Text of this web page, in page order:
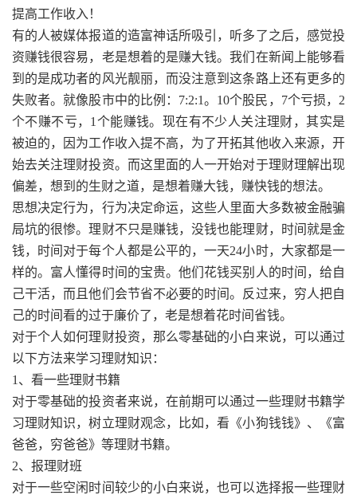
提高工作收入！
有的人被媒体报道的造富神话所吸引，听多了之后，感觉投
资赚钱很容易，老是想着的是赚大钱。我们在新闻上能够看
到的是成功者的风光靓丽，而没注意到这条路上还有更多的
失败者。就像股市中的比例：7:2:1。10个股民，7个亏损，2
个不赚不亏，1个能赚钱。现在有不少人关注理财，其实是
被迫的，因为工作收入提不高，为了开拓其他收入来源，开
始去关注理财投资。而这里面的人一开始对于理财理解出现
偏差，想到的生财之道，是想着赚大钱，赚快钱的想法。
思想决定行为，行为决定命运，这些人里面大多数被金融骗
局坑的很惨。理财不只是赚钱，没钱也能理财，时间就是金
钱，时间对于每个人都是公平的，一天24小时，大家都是一
样的。富人懂得时间的宝贵。他们花钱买别人的时间，给自
己干活，而且他们会节省不必要的时间。反过来，穷人把自
己的时间看的过于廉价了，老是想着花时间省钱。
对于个人如何理财投资，那么零基础的小白来说，可以通过
以下方法来学习理财知识：
1、看一些理财书籍
对于零基础的投资者来说，在前期可以通过一些理财书籍学
习理财知识，树立理财观念，比如，看《小狗钱钱》、《富
爸爸，穷爸爸》等理财书籍。
2、报理财班
对于一些空闲时间较少的小白来说，也可以选择报一些理财